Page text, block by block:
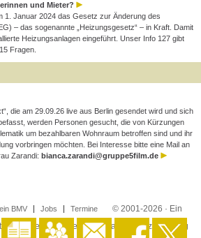
und Mieter?
1. Januar 2024 das Gesetz zur Änderung des
– das sogenannte „Heizungsgesetz“ – in Kraft. Damit
Heizungsanlagen eingeführt. Unser Info 127 gibt
Fragen.
die am 29.09.26 live aus Berlin gesendet wird und sich
werden Personen gesucht, die von Kürzungen
um bezahlbaren Wohnraum betroffen sind und ihr
vorbringen möchten. Bei Interesse bitte eine Mail an
Zarandi: bianca.zarandi@gruppe5film.de
BMV Jobs Termine
© 2001-2026 · Ein
e.V. ·Impressum·Datenschutzerklärung